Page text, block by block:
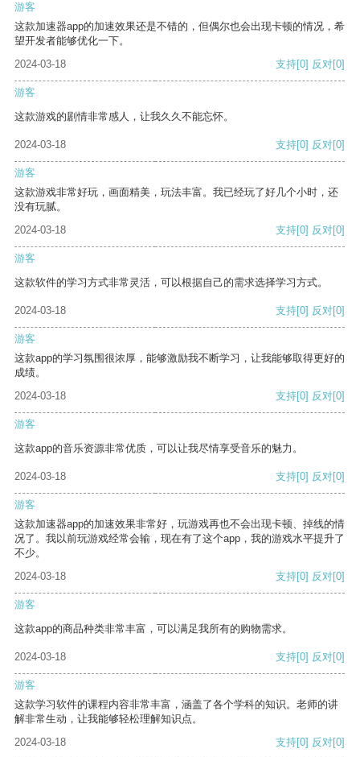
游客
这款加速器app的加速效果还是不错的，但偶尔也会出现卡顿的情况，希
望开发者能够优化一下。
2024-03-18
支持[0] 反对[0]
游客
这款游戏的剧情非常感人，让我久久不能忘怀。
2024-03-18 支持[0] 反对[0]
游客
这款游戏非常好玩，画面精美，玩法丰富。我已经玩了好几个小时，还
没有玩腻。
2024-03-18
支持[0] 反对[0]
游客
这款软件的学习方式非常灵活，可以根据自己的需求选择学习方式。
2024-03-18 支持[0] 反对[0]
游客
这款app的学习氛围很浓厚，能够激励我不断学习，让我能够取得更好的
成绩。
2024-03-18
支持[0] 反对[0]
游客
这款app的音乐资源非常优质，可以让我尽情享受音乐的魅力。
2024-03-18 支持[0] 反对[0]
游客
这款加速器app的加速效果非常好，玩游戏再也不会出现卡顿、掉线的情
况了。我以前玩游戏经常会输，现在有了这个app，我的游戏水平提升了
不少。
2024-03-18
支持[0] 反对[0]
游客
这款app的商品种类非常丰富，可以满足我所有的购物需求。
2024-03-18 支持[0] 反对[0]
游客
这款学习软件的课程内容非常丰富，涵盖了各个学科的知识。老师的讲
解非常生动，让我能够轻松理解知识点。
2024-03-18
支持[0] 反对[0]